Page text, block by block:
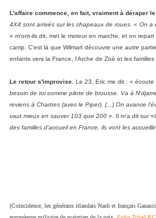
L'affaire commence, en fait, vraiment à déraper
4X4 sont arrivés sur les chapeaux de roues. « On a
» m'ont-ils dit, met le moteur en marche, et on
camp. C'est là que Wilmart découvre une autre
enfants vers la France, l'Arche de Zoé et les familles
Le retour s'improvise. Le 23, Eric me dit : « écoute
besoin de toi comme pilote de brousse. Va à
reviens à Chartres (avec le Piper). (...) On avance
vaut mieux en sauver 103 que 200 ». Il m'a dit sur «
des familles d'accueil en France, ils vont les
(Coïncidence, les généraux irlandais Nash et français